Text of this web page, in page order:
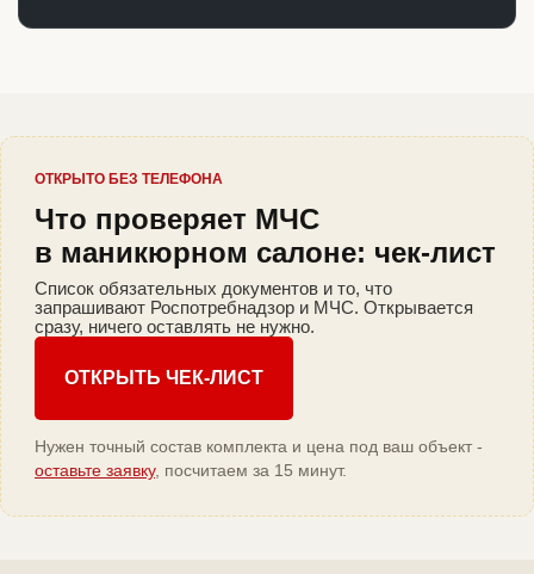
ОТКРЫТО БЕЗ ТЕЛЕФОНА
Что проверяет МЧС
в маникюрном салоне: чек-лист
Список обязательных документов и то, что
запрашивают Роспотребнадзор и МЧС. Открывается
сразу, ничего оставлять не нужно.
ОТКРЫТЬ ЧЕК-ЛИСТ
Нужен точный состав комплекта и цена под ваш объект -
оставьте заявку, посчитаем за 15 минут.